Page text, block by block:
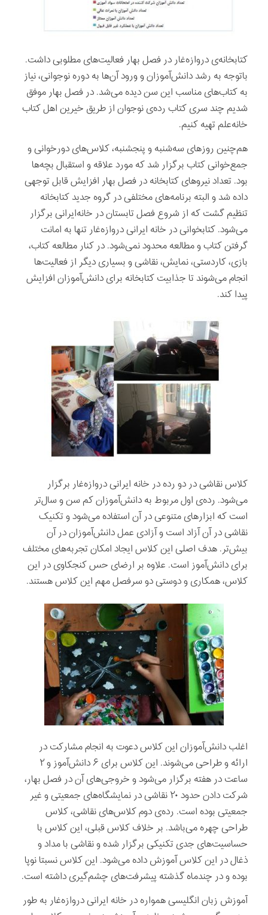
کتابخانه‌ی دروازه‌غار در فصل بهار فعالیت‌های مطلوبی داشت.
با‌توجه به رشد دانش‌آموزان و ورود آن‌ها به دوره نوجوانی، نیاز
به کتاب‌های مناسب این سن دیده می‌شد. در فصل بهار موفق
شدیم چند سری کتاب رده‌ی نوجوان از طریق خیرین اهل کتاب
خانه‌علم تهیه کنیم.
هم‌چنین روزهای سه‌شنبه و پنجشنبه، کلاس‌های دورخوانی و
جمع‌خوانی کتاب برگزار شد که مورد علاقه و استقبال بچه‌ها
بود. تعداد نیروهای کتابخانه در فصل بهار افزایش قابل توجهی
داده شد و البته برنامه‌های مختلفی در گروه جدید کتابخانه
تنظیم گشت که از شروع فصل تابستان در خانه‌ایرانی برگزار
می‌شود. کتابخوانی در خانه ایرانی دروازه‌غار تنها به امانت
گرفتن کتاب و مطالعه محدود نمی‌شود. در کنار مطالعه کتاب،
بازی، کاردستی، نمایش، نقاشی و بسیاری دیگر از فعالیت‌ها
انجام می‌شوند تا جذابیت کتابخانه برای دانش‌آموزان افزایش
پیدا کند.
کلاس نقاشی در دو رده در خانه ایرانی دروازه‌غار برگزار
می‌شود. رده‌ی اول مربوط به دانش‌آموزان کم سن و سال‌تر
است که ابزارهای متنوعی در آن استفاده می‌شود و تکنیک
نقاشی در آن آزاد است و آزادی عمل دانش‌آموزان در آن
بیش‌تر. هدف اصلی این کلاس ایجاد امکان تجربه‌های مختلف
برای دانش‌آموز است. علاوه بر ارضای حس کنجکاوی در این
کلاس، همکاری و دوستی دو سرفصل مهم این کلاس هستند.
اغلب دانش‌آموزان این کلاس دعوت به انجام مشارکت در
ارائه و طراحی می‌شوند. این کلاس برای ۶ دانش‌آموز و ۲
ساعت در هفته برگزار می‌شود و خروجی‌های آن در فصل بهار،
شرکت دادن حدود ۲۰ نقاشی در نمایشگاه‌های جمعیتی و غیر
جمعیتی بوده است. رده‌ی دوم کلاس‌های نقاشی، کلاس
طراحی چهره می‌باشد. بر خلاف کلاس قبلی، این کلاس با
حساسیت‌های جدی تکنیکی برگزار شده و نقاشی با مداد و
ذغال در این کلاس آموزش داده می‌شود. این کلاس نسبتا نوپا
بوده و در چندماه گذشته پیشرفت‌های چشم‌گیری داشته است.
آموزش زبان انگلیسی همواره در خانه ایرانی دروازه‌غار به طور